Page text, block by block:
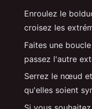
Enroulez le
croisez les
Faites une
passez l'autre
Serrez le nœud
qu'elles soient